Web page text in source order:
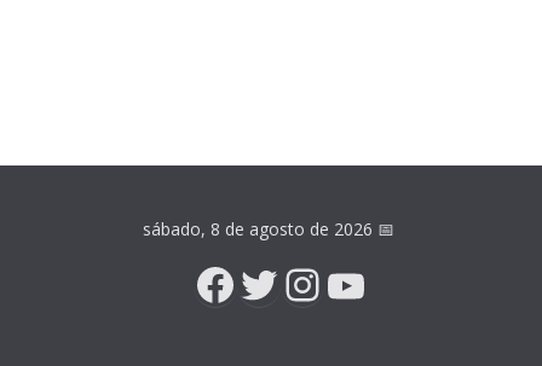
sábado, 8 de agosto de 2026 📅
Facebook
Twitter
Instagram
YouTube